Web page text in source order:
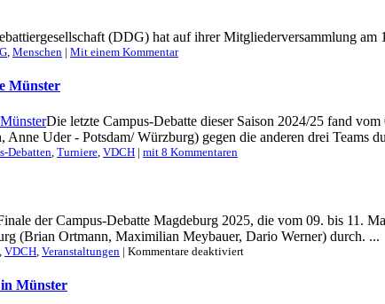
Präsidentin
(DDG) hat auf ihrer Mitgliederversammlung am
, Menschen | Mit einem Kommentar
Münster
Die letzte Campus-Debatte dieser Saison 2024/25 fand
Uder - Potsdam/ Würzburg) gegen die anderen drei Teams
Debatten Turniere VDCH | mit 8 Kommentaren
der Campus-Debatte Magdeburg 2025, die vom 09. bis 11.
(Brian Ortmann, Maximilian Meybauer, Dario Werner) durch. ...
, VDCH, Veranstaltungen | Kommentare deaktiviertfür
Münster